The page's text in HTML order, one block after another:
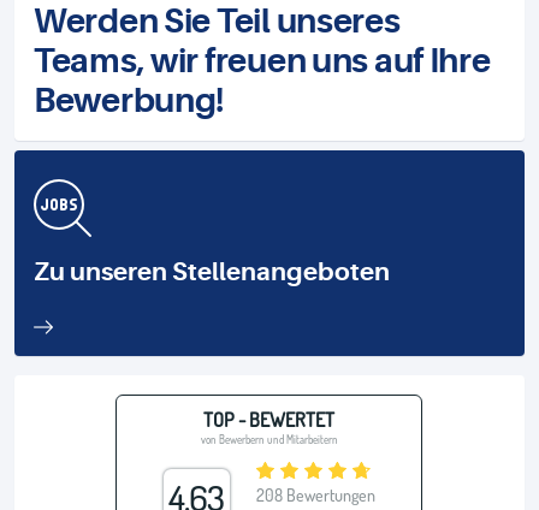
Werden Sie Teil unseres
Teams, wir freuen uns auf Ihre
Bewerbung!
Zu unseren Stellenangeboten